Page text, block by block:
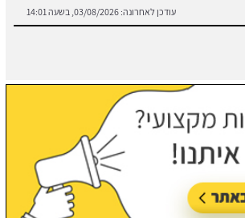
עודכן לאחרונה: 03/08/2026, בשעה 13:57